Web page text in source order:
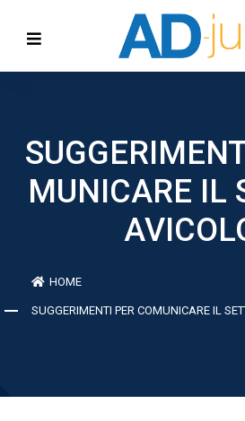
MUNICARE IL
HOME
SUGGERIMENTI PER COMUNICARE IL